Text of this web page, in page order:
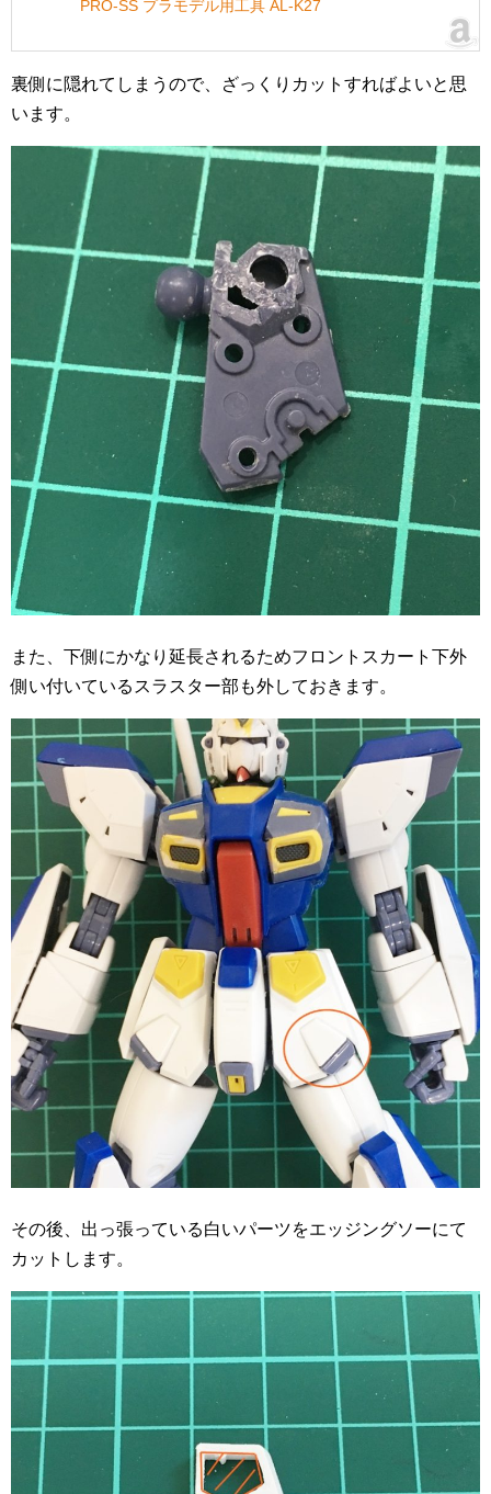
PRO-SS プラモデル用工具 AL-K27
裏側に隠れてしまうので、ざっくりカットすればよいと思
います。
また、下側にかなり延長されるためフロントスカート下外
側い付いているスラスター部も外しておきます。
その後、出っ張っている白いパーツをエッジングソーにて
カットします。